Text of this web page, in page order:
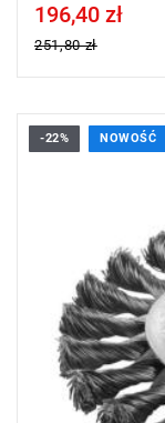
Price tax included
196,40 zł
251,80 zł
-22% NOWOŚĆ